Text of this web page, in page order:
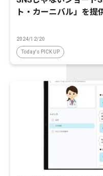
ト・カーニバル」を提
2024/12/20
Today's PICK UP